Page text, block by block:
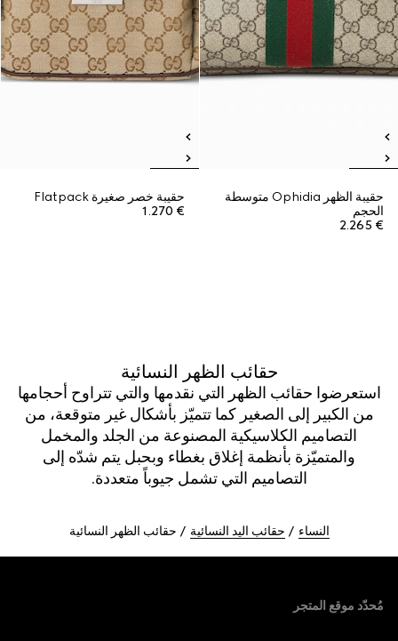
حقيبة الظهر Ophidia متوسطة
الحجم
€ 2.265
حقيبة خصر صغيرة Flatpack
€ 1.270
حقائب الظهر النسائية
استعرضوا حقائب الظهر التي نقدمها والتي تتراوح أحجامها
من الكبير إلى الصغير كما تتميّز بأشكال غير متوقعة، من
التصاميم الكلاسيكية المصنوعة من الجلد والمخمل
والمتميّزة بأنظمة إغلاق بغطاء وبحبل يتم شدّه إلى
التصاميم التي تشمل جيوباً متعددة.
النساء حقائب اليد النسائية حقائب الظهر النسائية
مُحدّد موقع المتجر